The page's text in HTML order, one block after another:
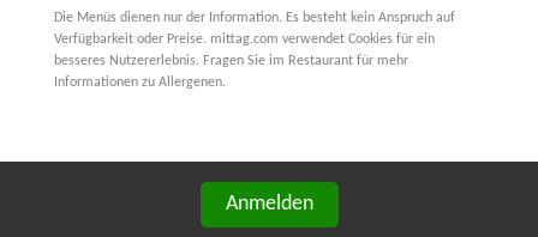
Die Menüs dienen nur der Information. Es besteht kein Anspruch auf
Verfügbarkeit oder Preise. mittag.com verwendet Cookies für ein
besseres Nutzererlebnis. Fragen Sie im Restaurant für mehr
Informationen zu Allergenen.
Anmelden